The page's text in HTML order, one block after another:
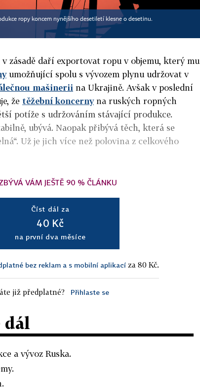
ropy koncem nynějšího desetiletí klesne o desetinu.
v zásadě daří exportovat ropu v objemu, který mu
umožňující spolu s vývozem plynu udržovat v
mašinerii na Ukrajině. Avšak v poslední
že těžební koncernyna ruských ropných
potíže s udržováním stávající produkce.
ubývá. Naopak přibývá těch, která se
Už je jich více než polovina z celkového
VÁM JEŠTĚ 90 % ČLÁNKU
Číst dál za
40 Kč
na první dva měsíce
bez reklam a s mobilní aplikací za 80 Kč.
již předplatné? Přihlaste se
dál
a vývoz Ruska.